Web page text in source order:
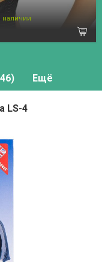
наличии
Ещё
LS-4